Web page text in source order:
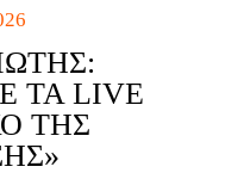
ΤΑ LIVE
ΤΗΣ